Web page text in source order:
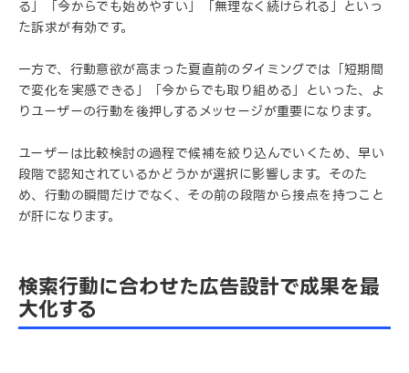
る」「今からでも始めやすい」「無理なく続けられる」といっ
た訴求が有効です。
一方で、行動意欲が高まった夏直前のタイミングでは「短期間
で変化を実感できる」「今からでも取り組める」といった、よ
りユーザーの行動を後押しするメッセージが重要になります。
ユーザーは比較検討の過程で候補を絞り込んでいくため、早い
段階で認知されているかどうかが選択に影響します。そのた
め、行動の瞬間だけでなく、その前の段階から接点を持つこと
が肝になります。
検索行動に合わせた広告設計で成果を最
大化する